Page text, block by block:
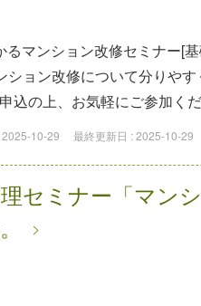
マンション改修セミナー[基
ョン改修について分りやす
の上、お気軽にご参加くだ
2025-10-29 最終更新日 :2025-10-29
セミナー「マン